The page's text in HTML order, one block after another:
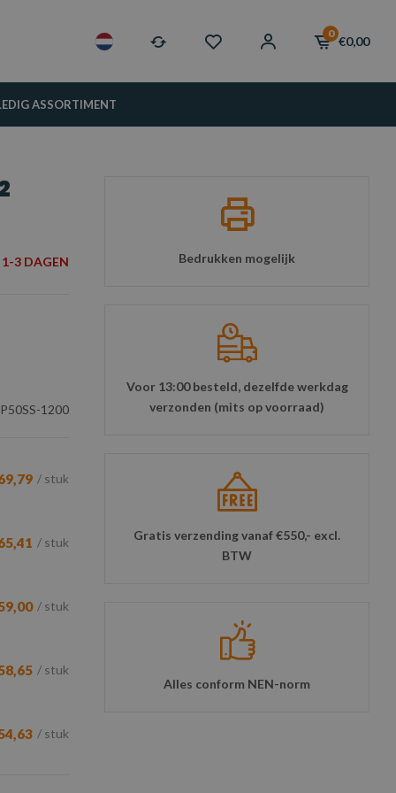
0
€0,00
ASSORTIMENT
3 DAGEN
1200
/ stuk
/ stuk
/ stuk
/ stuk
/ stuk
Bedrukken mogelijk
Voor 13:00 besteld, dezelfde werkdag
verzonden (mits op voorraad)
Gratis verzending vanaf €550,- excl.
BTW
Alles conform NEN-norm